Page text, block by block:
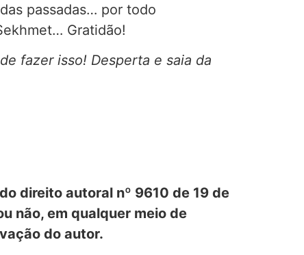
passadas… por todo
Gratidão!
fazer isso! Desperta e saia da
direito autoral nº 9610 de 19 de
não, em qualquer meio de
do autor.